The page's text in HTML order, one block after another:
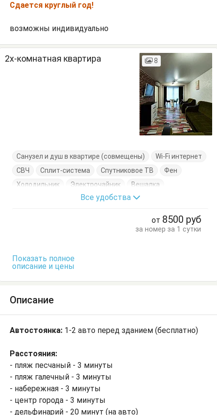
Сдается круглый год!
возможны индивидуально
2х-комнатная квартира 8
Санузел и душ в квартире (совмещены)
Wi-Fi интернет
СВЧ
Сплит-система Спутниковое ТВ
Фен
Холодильник
Электрочайник
Вешалка
Комод
Кресло-кровать
Стулья
Все удобства
от 8500 руб
за номер за 1 сутки
Показать полное
описание и цены
Описание
Автостоянка: 1-2 авто перед зданием (бесплатно)
Расстояния:
- пляж песчаный - 3 минуты
- пляж галечный - 3 минуты
- набережная - 3 минуты
- центр города - 3 минуты
- дельфинарий - 20 минут (на авто)